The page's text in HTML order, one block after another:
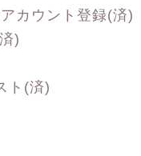
カウント登録(済)
)
ト(済)